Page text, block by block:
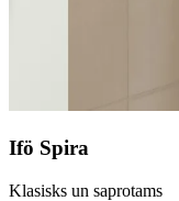
Ifö Spira
Klasisks un saprotams